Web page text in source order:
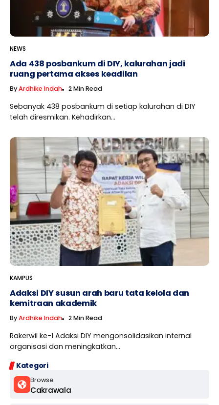
Kategori
Browse
Cakrawala
NEWS
Ada 438 posbankum di DIY, kalurahan jadi
ruang pertama akses keadilan
ByArdhike Indah 2 Min Read
Sebanyak 438 posbankum di setiap kalurahan di DIY
telah diresmikan. Kehadirkan...
KAMPUS
Adaksi DIY susun arah baru tata kelola dan
kemitraan akademik
ByArdhike Indah 2 Min Read
Rakerwil ke-1 Adaksi DIY mengonsolidasikan internal
organisasi dan meningkatkan...